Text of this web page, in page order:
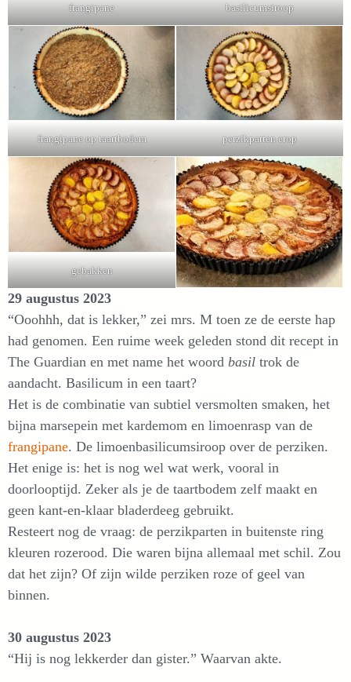
frangipane basilicumsiroop
frangipane op taartbodem perzikparten erop
gebakken
29 augustus 2023
“Ooohhh, dat is lekker,” zei mrs. M toen ze de eerste hap
had genomen. Een ruime week geleden stond dit recept in
The Guardian en met name het woord basil trok de
aandacht. Basilicum in een taart?
Het is de combinatie van subtiel versmolten smaken, het
bijna marsepein met kardemom en limoenrasp van de
frangipane. De limoenbasilicumsiroop over de perziken.
Het enige is: het is nog wel wat werk, vooral in
doorlooptijd. Zeker als je de taartbodem zelf maakt en
geen kant-en-klaar bladerdeeg gebruikt.
Resteert nog de vraag: de perzikparten in buitenste ring
kleuren rozerood. Die waren bijna allemaal met schil. Zou
dat het zijn? Of zijn wilde perziken roze of geel van
binnen.
30 augustus 2023
“Hij is nog lekkerder dan gister.” Waarvan akte.